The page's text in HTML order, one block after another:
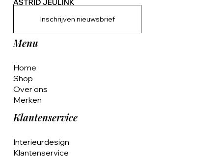
Inschrijven nieuwsbrief
Menu
Home
Shop
Over ons
Merken
Klantenservice
Interieurdesign
Klantenservice